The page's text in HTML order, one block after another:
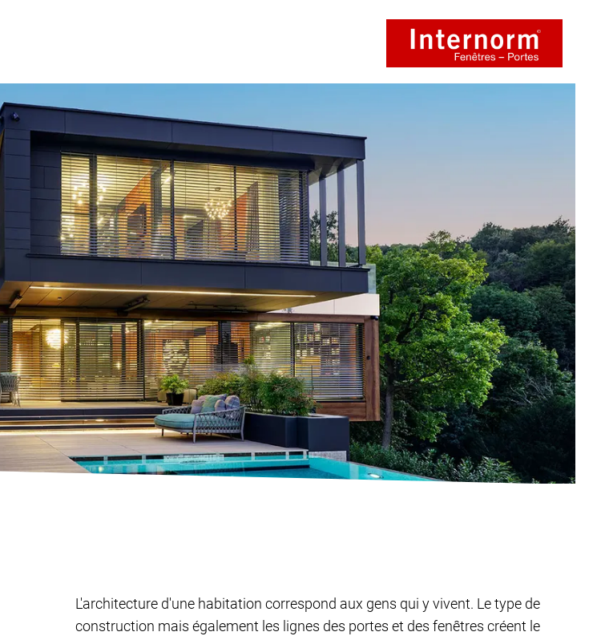
L'architecture d'une habitation correspond aux gens qui y vivent. Le type de
construction mais également les lignes des portes et des fenêtres créent le